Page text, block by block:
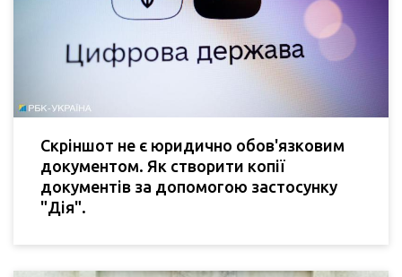
Скріншот не є юридично обов'язковим
документом. Як створити копії
документів за допомогою застосунку
"Дія".